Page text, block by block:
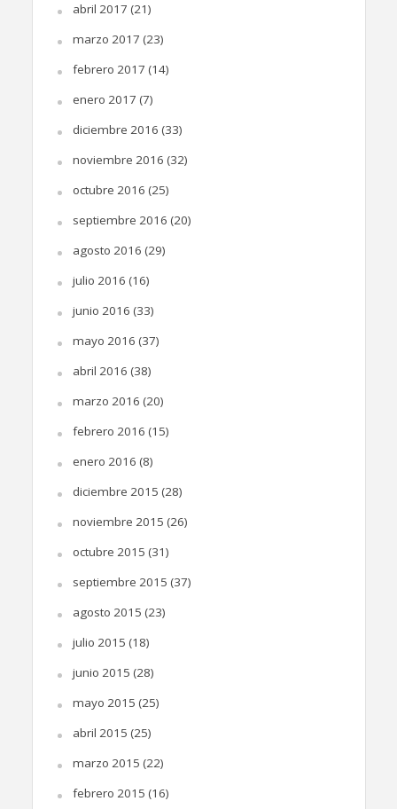
abril 2017 (21)
marzo 2017 (23)
febrero 2017 (14)
enero 2017 (7)
diciembre 2016 (33)
noviembre 2016 (32)
octubre 2016 (25)
septiembre 2016 (20)
agosto 2016 (29)
julio 2016 (16)
junio 2016 (33)
mayo 2016 (37)
abril 2016 (38)
marzo 2016 (20)
febrero 2016 (15)
enero 2016 (8)
diciembre 2015 (28)
noviembre 2015 (26)
octubre 2015 (31)
septiembre 2015 (37)
agosto 2015 (23)
julio 2015 (18)
junio 2015 (28)
mayo 2015 (25)
abril 2015 (25)
marzo 2015 (22)
febrero 2015 (16)